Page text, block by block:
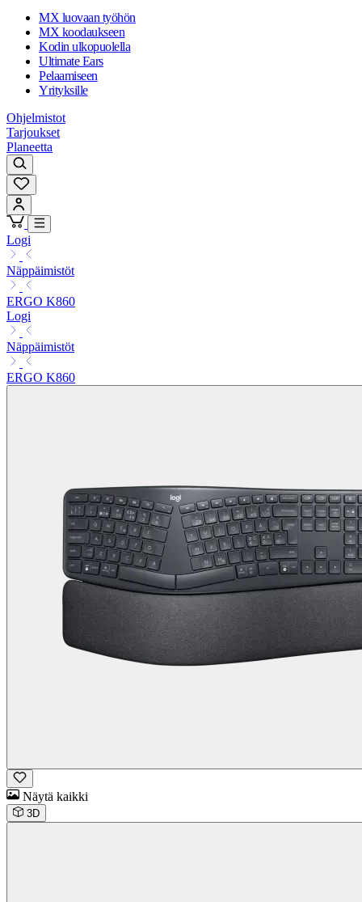
MX luovaan työhön
MX koodaukseen
Kodin ulkopuolella
Ultimate Ears
Pelaamiseen
Yrityksille
Ohjelmistot
Tarjoukset
Planeetta
Logi
Näppäimistöt
ERGO K860
Logi
Näppäimistöt
ERGO K860
Näytä kaikki
3D